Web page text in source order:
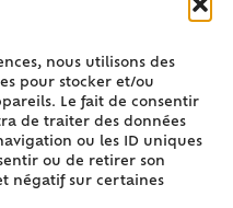
nous utilisons des
pour stocker et/ou
Le fait de consentir
de traiter des données
ou les ID uniques
ou de retirer son
négatif sur certaines
site